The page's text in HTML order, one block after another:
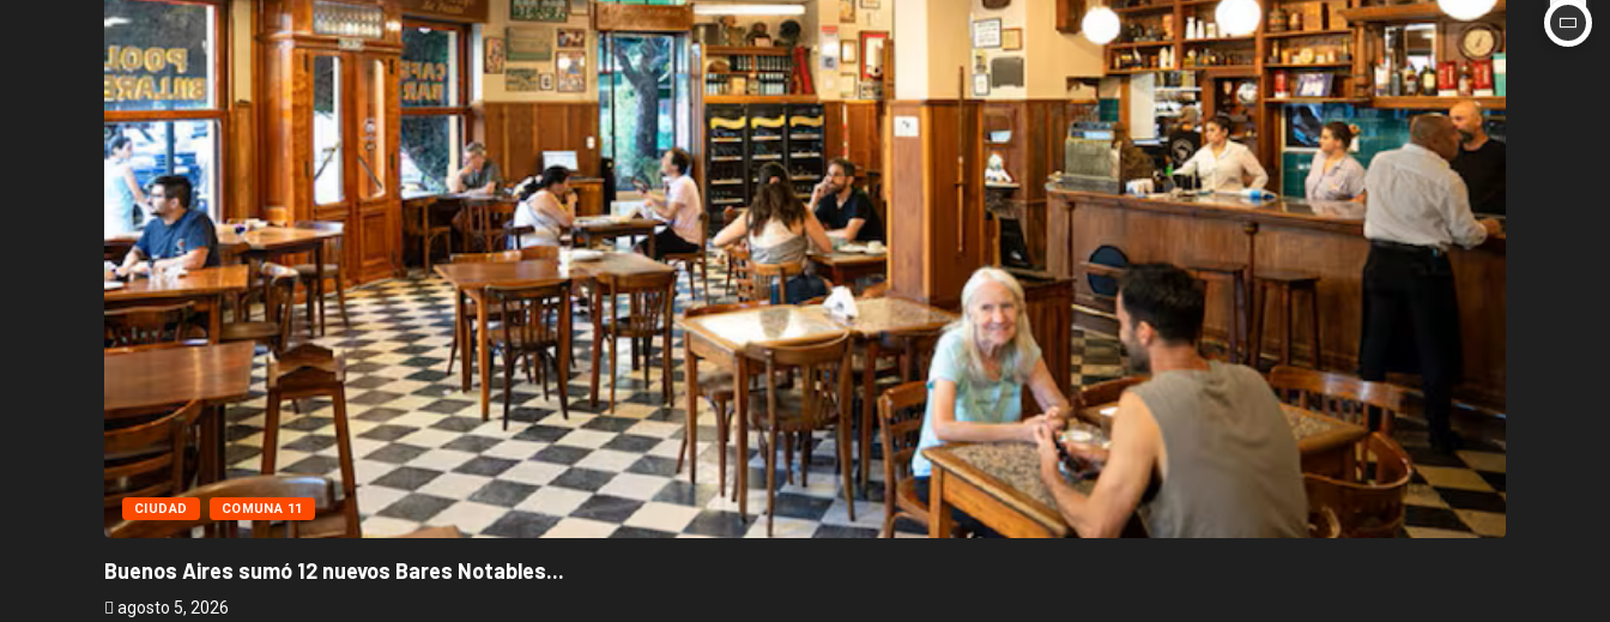
CIUDAD COMUNA 11
Buenos Aires sumó 12 nuevos Bares Notables...
agosto 5, 2026